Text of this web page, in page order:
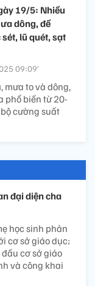
19/5: Nhiều
dông, đề
lũ quét, sạt
09:09’
mưa to và dông,
phổ biến từ 20-
cường suất
đại diện cha
học sinh phản
cơ sở giáo dục;
cơ sở giáo
và công khai